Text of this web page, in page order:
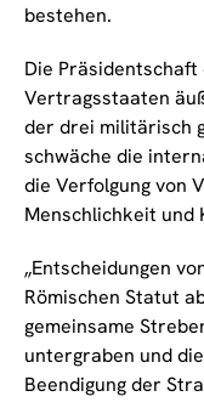
bestehen.
Die
Vertragsstaaten
der drei militärisch
schwäche die
die Verfolgung von
Menschlichkeit und
„Entscheidungen
Römischen Statut
gemeinsame
untergraben und
Beendigung der